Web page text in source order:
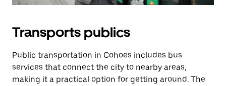
Transports publics
Public transportation in Cohoes includes bus
services that connect the city to nearby areas,
making it a practical option for getting around. The